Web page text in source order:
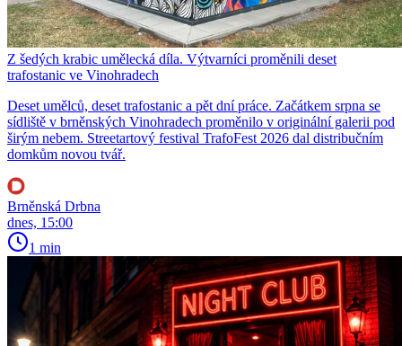
Z šedých krabic umělecká díla. Výtvarníci proměnili deset
trafostanic ve Vinohradech
Deset umělců, deset trafostanic a pět dní práce. Začátkem srpna se
sídliště v brněnských Vinohradech proměnilo v originální galerii pod
širým nebem. Streetartový festival TrafoFest 2026 dal distribučním
domkům novou tvář.
Brněnská Drbna
dnes, 15:00
1 min